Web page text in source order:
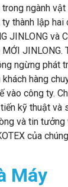
ngành
thành lập hai
JINLONG và
MỚI
ngừng phát
hàng
vào công ty.
kỹ thuật và
và tin
của
Máy